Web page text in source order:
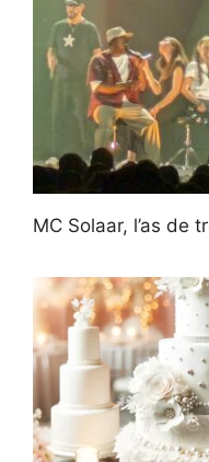
MC Solaar, l’as de